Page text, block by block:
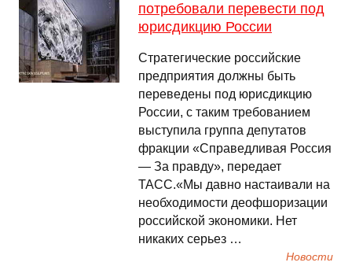
потребовали перевести под
юрисдикцию России
Стратегические российские
предприятия должны быть
переведены под юрисдикцию
России, с таким требованием
выступила группа депутатов
фракции «Справедливая Россия
— За правду», передает
ТАСС.«Мы давно настаивали на
необходимости деофшоризации
российской экономики. Нет
никаких серьез …
Новости